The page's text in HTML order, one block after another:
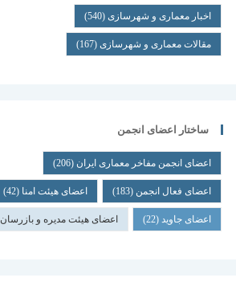
اخبار معماری و شهرسازی(540)
مقالات معماری و شهرسازی(167)
ساختار اعضای انجمن
اعضای انجمن مفاخر معماری ایران (206)
اعضای فعال انجمن (183) اعضای هیئت امنا (42)
اعضای جاوید(22) اعضای هیئت مدیره و بازرسان